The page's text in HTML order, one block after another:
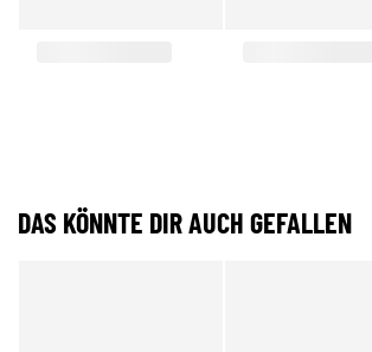
DAS KÖNNTE DIR AUCH GEFALLEN